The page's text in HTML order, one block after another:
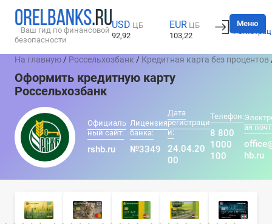
Ваш гид по финансовой
безопасности
USD ЦБ
92,92
EUR ЦБ
103,22
Вход
Меню
На главную / Россельхозбанк / Кредитная карта без процентов
Оформить кредитную карту
Россельхозбанк
Официаль
ный сайт:
rshb.ru
Лицензия
банка:
№3349
Дата
регистраци
и:
24.04.20
00
Телефон:
8 800
1000
100
ая
hb.ru